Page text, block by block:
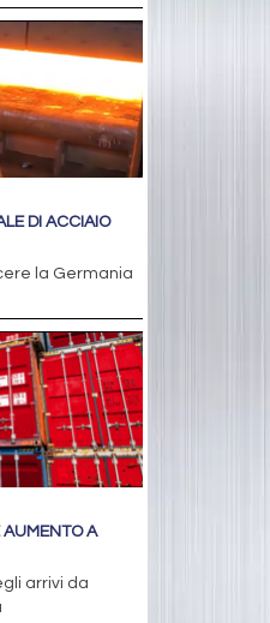
DI ACCIAIO
la Germania
AUMENTO A
arrivi da